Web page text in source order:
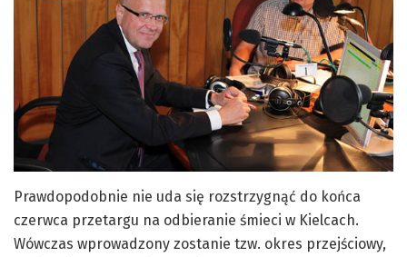
Prawdopodobnie nie uda się rozstrzygnąć do końca
czerwca przetargu na odbieranie śmieci w Kielcach.
Wówczas wprowadzony zostanie tzw. okres przejściowy,